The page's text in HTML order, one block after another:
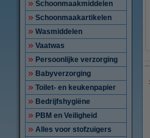
Schoonmaakmiddelen
Schoonmaakartikelen
Wasmiddelen
Vaatwas
Persoonlijke verzorging
Babyverzorging
Toilet- en keukenpapier
Bedrijfshygiëne
PBM en Veiligheid
Alles voor stofzuigers